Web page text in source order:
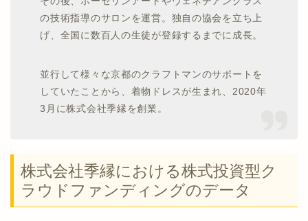
の技術指導のサロンを運営。独自の協会を立ち上
げ、全国に数百人の生徒が登録するまでに成長。
並行して様々な京都のクラフトマンのサポートを
していたことから、着物ドレスが生まれ、2020年
3月に株式会社季縁を創業。
株式会社季縁における株式投資型ク
ラウドファンディングのデータ